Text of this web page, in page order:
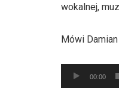
wokalnej,
Mówi
Odtwarzacz
plików
00:00